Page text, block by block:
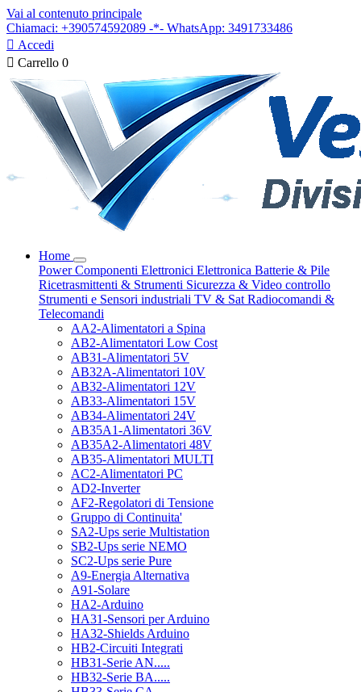
Vai al contenuto principale
Chiamaci: +390574592089 -*- WhatsApp: 3491733486
 Accedi
 Carrello 0
Home
PowerComponenti Elettronici Elettronica Batterie & Pile
Ricetrasmittenti & Strumenti Sicurezza & Video controllo
Strumenti e Sensori industriali TV & Sat Radiocomandi &
Telecomandi
AA2-Alimentatori a Spina
AB2-Alimentatori Low Cost
AB31-Alimentatori 5V
AB32A-Alimentatori 10V
AB32-Alimentatori 12V
AB33-Alimentatori 15V
AB34-Alimentatori 24V
AB35A1-Alimentatori 36V
AB35A2-Alimentatori 48V
AB35-Alimentatori MULTI
AC2-Alimentatori PC
AD2-Inverter
AF2-Regolatori di Tensione
Gruppo di Continuita'
SA2-Ups serie Multistation
SB2-Ups serie NEMO
SC2-Ups serie Pure
A9-Energia Alternativa
A91-Solare
HA2-Arduino
HA31-Sensori per Arduino
HA32-Shields Arduino
HB2-Circuiti Integrati
HB31-Serie AN.....
HB32-Serie BA.....